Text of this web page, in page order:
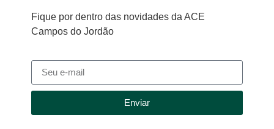
Fique por dentro das novidades da ACE
Campos do Jordão
Enviar